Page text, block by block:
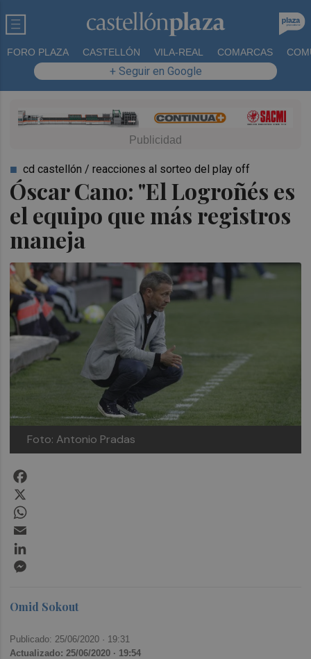
FORO PLAZA CASTELLÓN VILA-REAL COMARCAS
+ Seguir en Google
Óscar Cano: "El Logroñés es
el equipo que más registros
maneja
cd castellón / reacciones al sorteo del play off
Foto: Antonio Pradas
Omid Sokout
Publicado: 25/06/2020 · 19:31
Actualizado: 25/06/2020 · 19:54